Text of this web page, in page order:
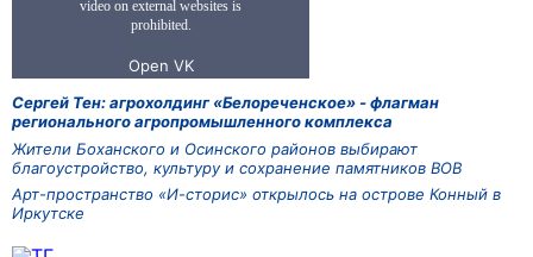
Сергей Тен: агрохолдинг «Белореченское» - флагман
регионального агропромышленного комплекса
Жители Боханского и Осинского районов выбирают
благоустройство, культуру и сохранение памятников ВОВ
Арт-пространство «И-сторис» открылось на острове Конный в
Иркутске